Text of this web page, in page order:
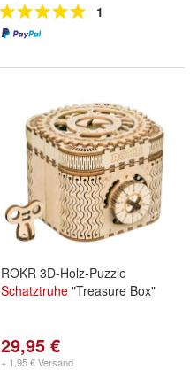
1
ROKR 3D-Holz-Puzzle
Schatztruhe "Treasure Box"
29,95 €
+ 1,95 € Versand